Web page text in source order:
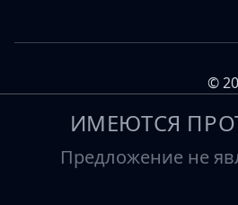
©
ИМЕЮТСЯ
Предложение не